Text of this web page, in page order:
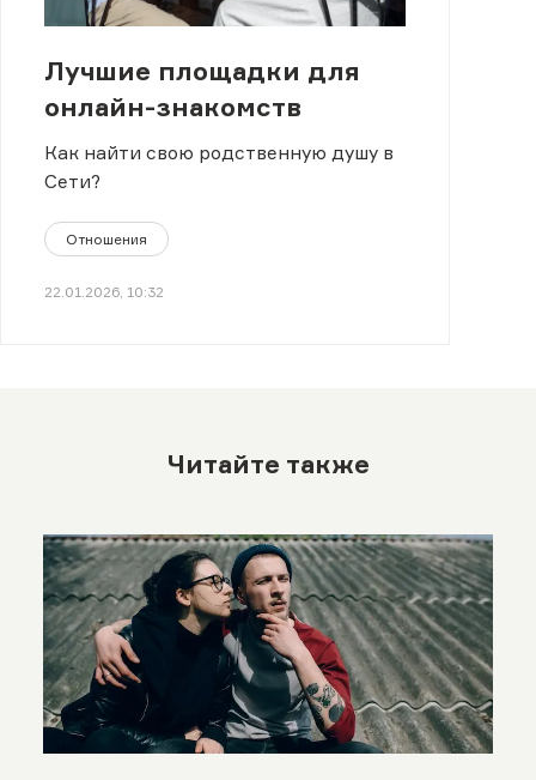
Лучшие площадки для
онлайн-знакомств
Как найти свою родственную душу в
Сети?
Отношения
22.01.2026, 10:32
Читайте также